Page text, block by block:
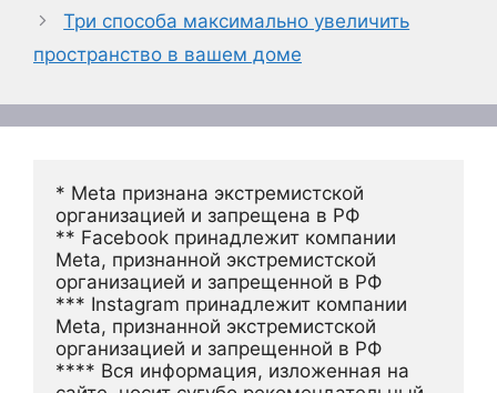
Три способа максимально увеличить
пространство в вашем доме
* Meta признана экстремистской
организацией и запрещена в РФ
** Facebook принадлежит компании
Meta, признанной экстремистской
организацией и запрещенной в РФ
*** Instagram принадлежит компании
Meta, признанной экстремистской
организацией и запрещенной в РФ
**** Вся информация, изложенная на